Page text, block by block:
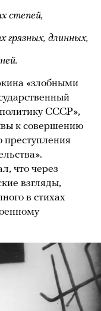
степей,
грязных, длинных,
«злобными
СССР»,
к совершению
преступления
что через
взгляды,
в стихах